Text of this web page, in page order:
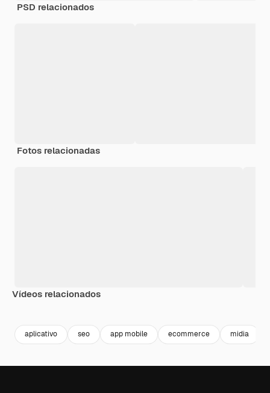
PSD relacionados
Fotos relacionadas
Vídeos relacionados
aplicativo seo app mobile ecommerce midia